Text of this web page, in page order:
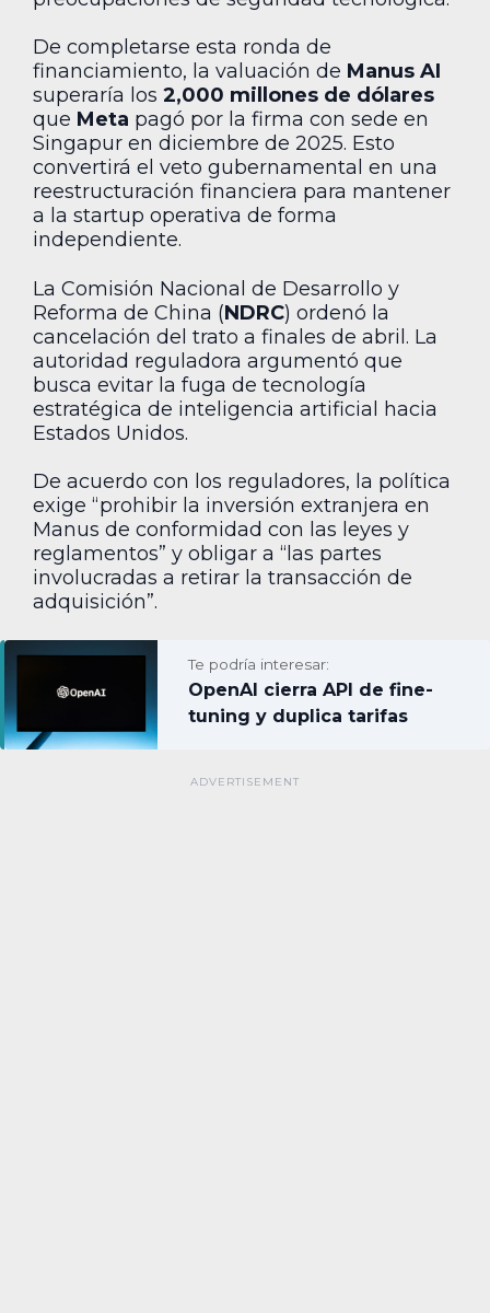
De completarse esta ronda de
financiamiento, la valuación de Manus AI
superaría los 2,000 millones de dólares
que Meta pagó por la firma con sede en
Singapur en diciembre de 2025. Esto
convertirá el veto gubernamental en una
reestructuración financiera para mantener
a la startup operativa de forma
independiente.
La Comisión Nacional de Desarrollo y
Reforma de China (NDRC) ordenó la
cancelación del trato a finales de abril. La
autoridad reguladora argumentó que
busca evitar la fuga de tecnología
estratégica de inteligencia artificial hacia
Estados Unidos.
De acuerdo con los reguladores, la política
exige “prohibir la inversión extranjera en
Manus de conformidad con las leyes y
reglamentos” y obligar a “las partes
involucradas a retirar la transacción de
adquisición”.
Te podría interesar:
OpenAI cierra API de fine-
tuning y duplica tarifas